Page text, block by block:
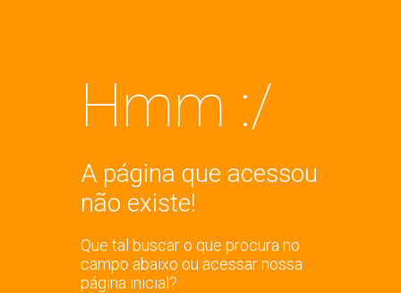
Hmm :/
A página que acessou
não existe!
Que tal buscar o que procura no
campo abaixo ou acessar nossa
página inicial?